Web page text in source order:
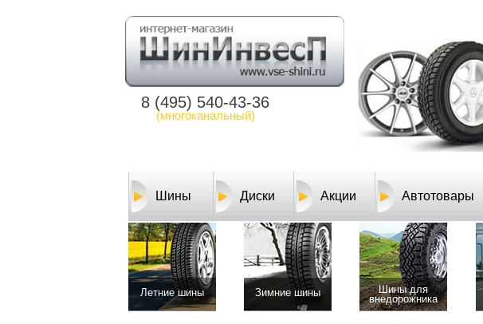
8 (495) 540-43-36
(многоканальный)
Шины Диски Акции Автотовары
Летние шины Зимние шины
Шины для
внедорожника